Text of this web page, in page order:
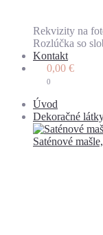
Rekvizity na
Rozlúčka so
Kontakt
0,00 €
0
Úvod
Dekoračné
Saténové